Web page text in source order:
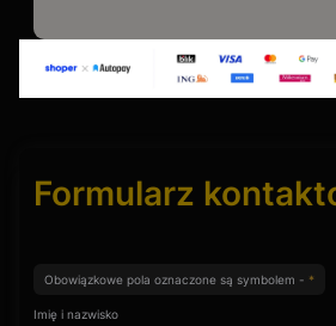
Formularz
Obowiązkowe pola oznaczone są symbolem - *
Imię i nazwisko